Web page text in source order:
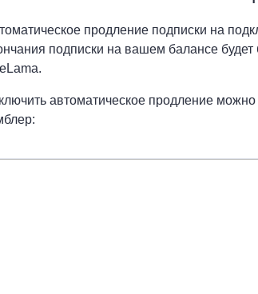
продление подписки на
подписки на вашем балансе будет
автоматическое продление можно